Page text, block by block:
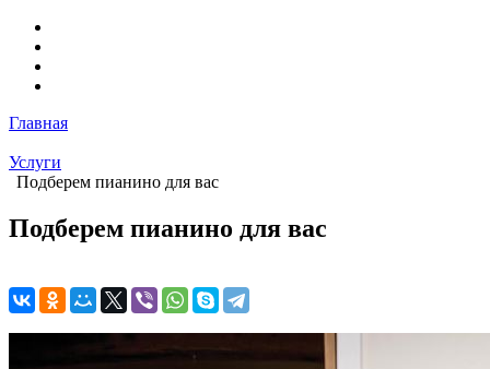
Главная
Услуги
Подберем пианино для вас
Подберем пианино для вас